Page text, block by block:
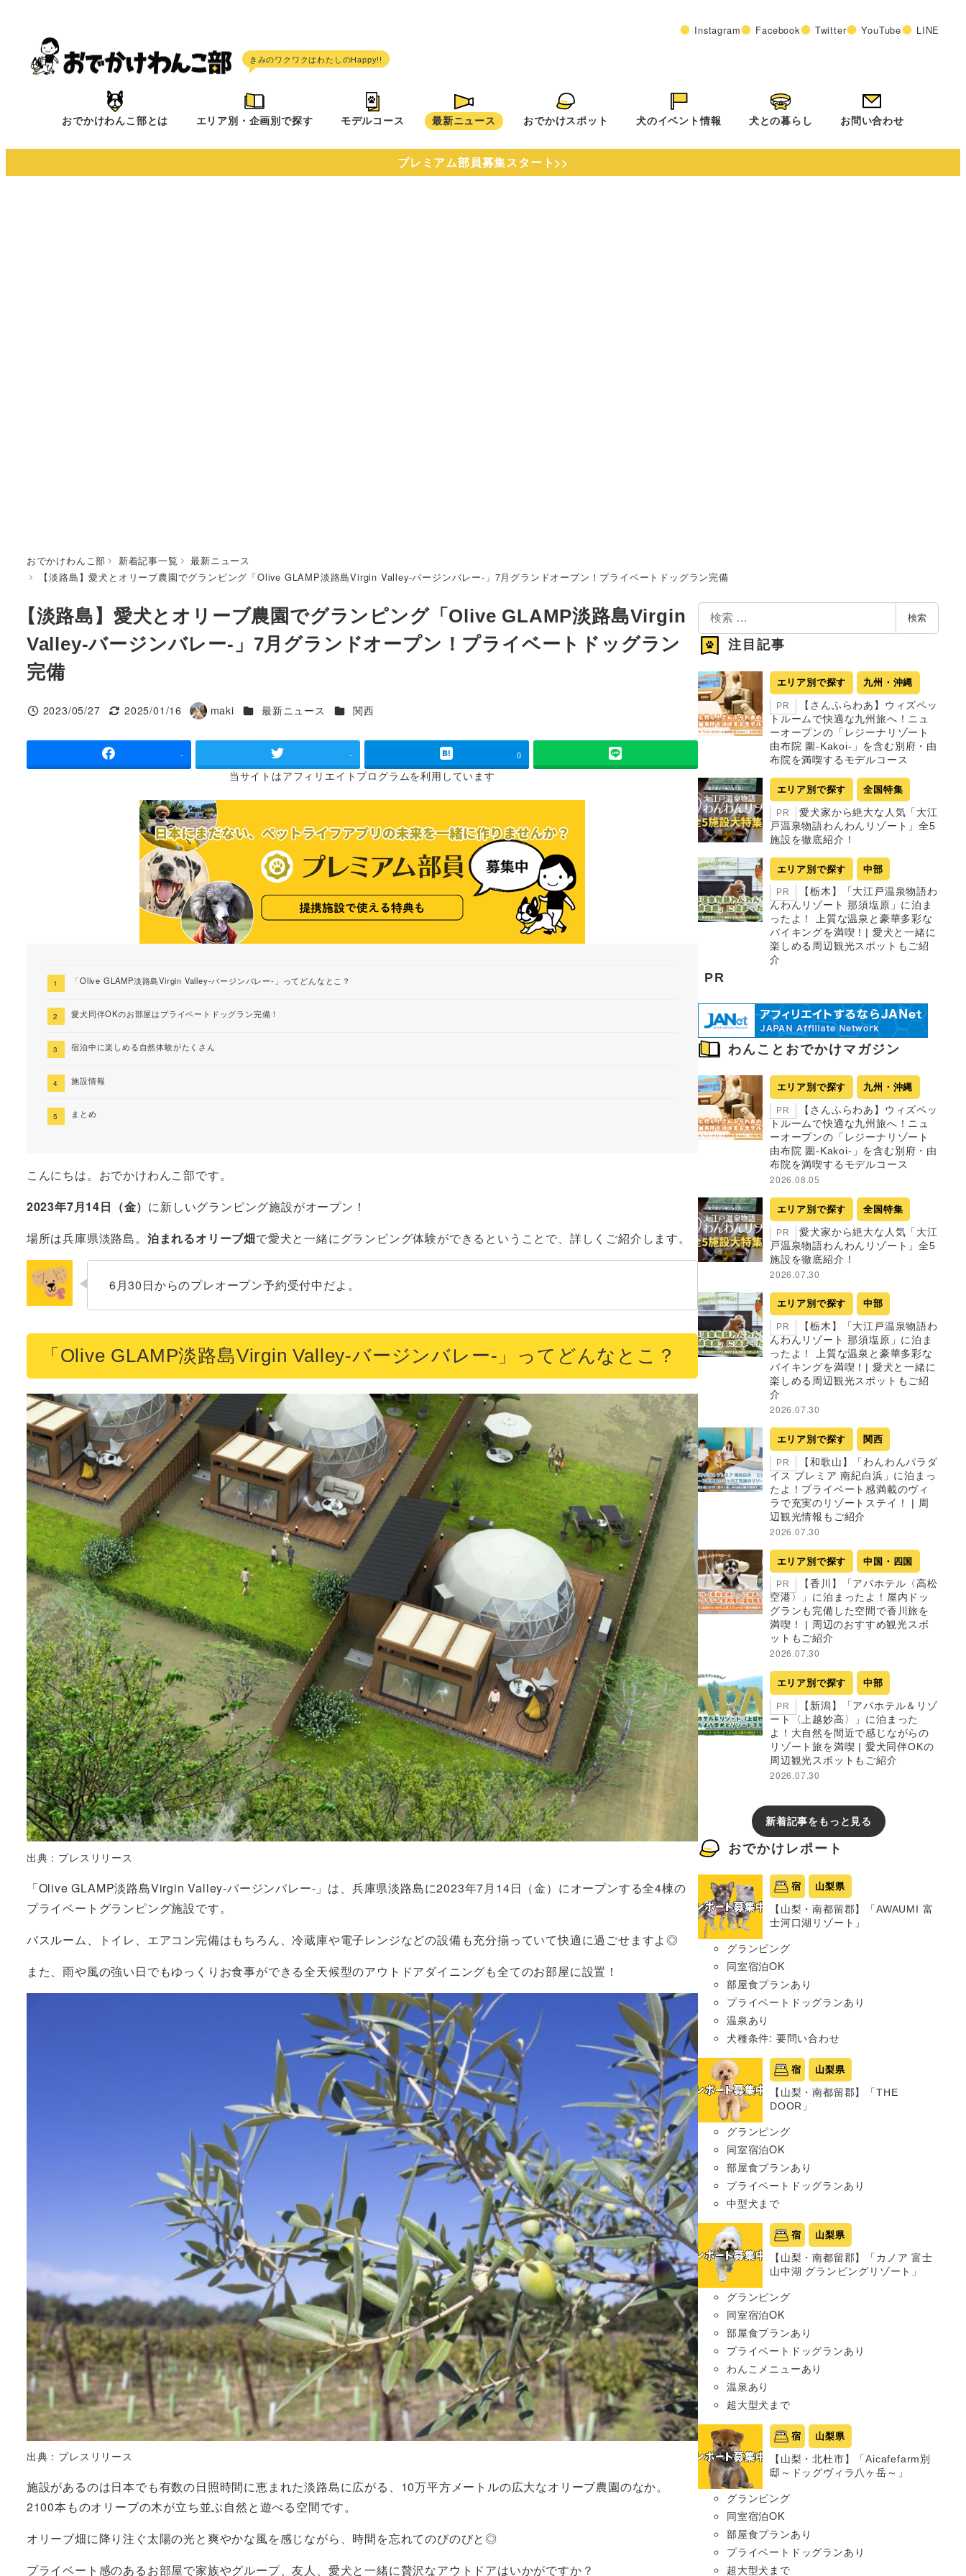
へ
Instagram Facebook Twitter YouTube LINE
おでかけわんこ部とは エリア別・企画別で探す モデルコース 最新ニュース おでかけスポット 犬のイベント情報 犬との暮らし お問い合わせ
プレミアム部員募集スタート>>
おでかけわんこ部 新着記事一覧
最新ニュース
【淡路島】愛犬とオリーブ農園でグランピング「Olive GLAMP淡路島Virgin Valley-バージンバレー-」7月グランドオープン！プライベートドッグラン完備
【淡路島】愛犬とオリーブ農園でグランピング「Olive GLAMP淡路島Virgin
Valley-バージンバレー-」7月グランドオープン！プライベートドッグラン
完備
投稿日
2023/05/27
更新日
2025/01/16
著
maki カテゴリー
最新ニュース カテゴリー
関西
- - 0
当サイトはアフィリエイトプログラムを利用しています
「Olive GLAMP淡路島Virgin Valley-バージンバレー-」ってどんなとこ？
愛犬同伴OKのお部屋はプライベートドッグラン完備！
宿泊中に楽しめる自然体験がたくさん
施設情報
まとめ
こんにちは。おでかけわんこ部です。
2023年7月14日（金） に新しいグランピング施設がオープン！
場所は兵庫県淡路島。 泊まれるオリーブ畑で愛犬と一緒にグランピング体験ができるということで、詳しくご紹介します。
6月30日からのプレオープン予約受付中だよ。
「Olive GLAMP淡路島Virgin Valley-バージンバレー-」ってどんなとこ？
出典：プレスリリース
「Olive GLAMP淡路島Virgin Valley-バージンバレー-」は、兵庫県淡路島に2023年7月14日（金）にオープンする全4棟の
プライベートグランピング施設です。
バスルーム、トイレ、エアコン完備はもちろん、冷蔵庫や電子レンジなどの設備も充分揃っていて快適に過ごせますよ◎
また、雨や風の強い日でもゆっくりお食事ができる全天候型のアウトドアダイニングも全てのお部屋に設置！
出典：プレスリリース
施設があるのは日本でも有数の日照時間に恵まれた淡路島に広がる、10万平方メートルの広大なオリーブ農園のなか。
2100本ものオリーブの木が立ち並ぶ自然と遊べる空間です。
オリーブ畑に降り注ぐ太陽の光と爽やかな風を感じながら、時間を忘れてのびのびと◎
プライベート感のあるお部屋で家族やグループ、友人、愛犬と一緒に贅沢なアウトドアはいかがですか？
検
索
検索
注目記事
エリア別で探す 九州・沖縄
PR
【さんふらわあ】ウィズペッ
トルームで快適な九州旅へ！ニュ
ーオープンの「レジーナリゾート
由布院 圍-Kakoi-」を含む別府・由
布院を満喫するモデルコース
エリア別で探す 全国特集
PR
愛犬家から絶大な人気「大江
戸温泉物語わんわんリゾート」全5
施設を徹底紹介！
エリア別で探す 中部
PR
【栃木】「大江戸温泉物語わ
んわんリゾート 那須塩原」に泊ま
ったよ！ 上質な温泉と豪華多彩な
バイキングを満喫！| 愛犬と一緒に
楽しめる周辺観光スポットもご紹
介
PR
わんことおでかけマガジン
エリア別で探す 九州・沖縄
PR
【さんふらわあ】ウィズペッ
トルームで快適な九州旅へ！ニュ
ーオープンの「レジーナリゾート
由布院 圍-Kakoi-」を含む別府・由
布院を満喫するモデルコース
2026.08.05
エリア別で探す 全国特集
PR
愛犬家から絶大な人気「大江
戸温泉物語わんわんリゾート」全5
施設を徹底紹介！
2026.07.30
エリア別で探す 中部
PR
【栃木】「大江戸温泉物語わ
んわんリゾート 那須塩原」に泊ま
ったよ！ 上質な温泉と豪華多彩な
バイキングを満喫！| 愛犬と一緒に
楽しめる周辺観光スポットもご紹
介
2026.07.30
エリア別で探す 関西
PR
【和歌山】「わんわんパラダ
イス プレミア 南紀白浜」に泊まっ
たよ！プライベート感満載のヴィ
ラで充実のリゾートステイ！ | 周
辺観光情報もご紹介
2026.07.30
エリア別で探す 中国・四国
PR
【香川】「アパホテル〈高松
空港〉」に泊まったよ！屋内ドッ
グランも完備した空間で香川旅を
満喫！ | 周辺のおすすめ観光スポ
ットもご紹介
2026.07.30
エリア別で探す 中部
PR
【新潟】「アパホテル＆リゾ
ート〈上越妙高〉」に泊まった
よ！大自然を間近で感じながらの
リゾート旅を満喫 | 愛犬同伴OKの
周辺観光スポットもご紹介
2026.07.30
新着記事をもっと見る
おでかけレポート
宿 山梨県
【山梨・南都留郡】「AWAUMI 富
士河口湖リゾート」
グランピング
同室宿泊OK
部屋食プランあり
プライベートドッグランあり
温泉あり
犬種条件: 要問い合わせ
宿 山梨県
【山梨・南都留郡】「THE
DOOR」
グランピング
同室宿泊OK
部屋食プランあり
プライベートドッグランあり
中型犬まで
宿 山梨県
【山梨・南都留郡】「カノア 富士
山中湖 グランピングリゾート」
グランピング
同室宿泊OK
部屋食プランあり
プライベートドッグランあり
わんこメニューあり
温泉あり
超大型犬まで
宿 山梨県
【山梨・北杜市】「Aicafefarm別
邸～ドッグヴィラ八ヶ岳～」
グランピング
同室宿泊OK
部屋食プランあり
プライベートドッグランあり
超大型犬まで